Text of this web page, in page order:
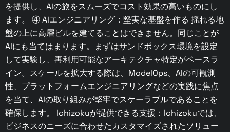
を提供し、AIの旅をスムーズでコスト効果の高いものにし
ます。 ④ AIエンジニアリング：堅実な基盤を作る 揺れる地
盤の上に高層ビルを建てることはできません。同じことが
AIにも当てはまります。まずはサンドボックス環境を設定
して実験し、再利用可能なアーキテクチャ特定がベースラ
イン。スケールを拡大する際は、ModelOps、AIの可観測
性、プラットフォームエンジニアリングなどの実践に焦点
を当て、AIの取り組みが堅牢でスケーラブルであることを
確保します。 Ichizokuが提供できる支援：Ichizokuでは、
ビジネスのニーズに合わせたカスタマイズされたソリュー